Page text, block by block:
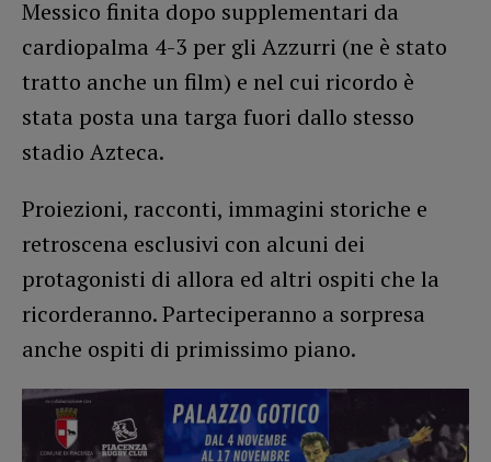
Messico finita dopo supplementari da
cardiopalma 4-3 per gli Azzurri (ne è stato
tratto anche un film) e nel cui ricordo è
stata posta una targa fuori dallo stesso
stadio Azteca.
Proiezioni, racconti, immagini storiche e
retroscena esclusivi con alcuni dei
protagonisti di allora ed altri ospiti che la
ricorderanno. Parteciperanno a sorpresa
anche ospiti di primissimo piano.